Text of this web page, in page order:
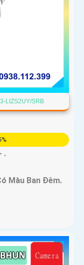
LIZS2UY/SRB
.
Màu Ban Ðêm.